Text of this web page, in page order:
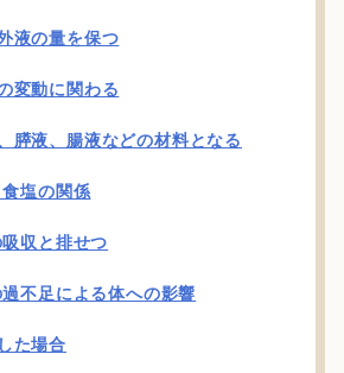
液の量を保つ
変動に関わる
膵液、腸液などの材料となる
塩の関係
収と排せつ
不足による体への影響
た場合